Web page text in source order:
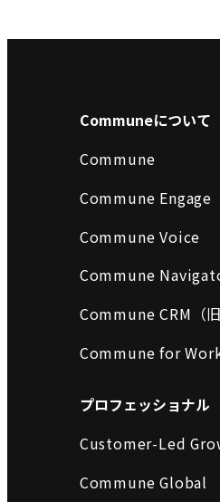
Communeについて
Commune
Commune Engage
Commune Voice
Commune
Commune CRM（
Commune for
プロフェッショナル
Customer-Led
Commune Global